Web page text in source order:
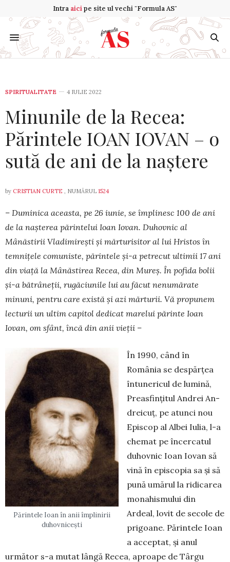
Intra aicipe site ul vechi "Formula AS"
SPIRITUALITATE 4 IULIE 2022
Minunile de la Recea:
Părintele IOAN IOVAN – o
sută de ani de la naștere
by CRISTIAN CURTE , NUMĂRUL 1524
– Duminica aceasta, pe 26 iunie, se împlinesc 100 de ani
de la naș­te­rea părintelui Ioan Iovan. Duhovnic al
Mânăstirii Vladimirești și măr­tu­risitor al lui Hristos în
temnițele comuniste, părintele și-a petrecut ultimii 17 ani
din viață la Mânăstirea Recea, din Mureș. În pofida bolii
și-a bătrâneții, rugăciunile lui au făcut nenumărate
minuni, pentru care există și azi mărturii. Vă propunem
lecturii un ultim capitol dedicat marelui părinte Ioan
Iovan, om sfânt, încă din anii vieții –
Părintele Ioan în anii împlinirii
duhovnicești
În 1990, când în
România se despărțea
în­tu­nericul de lumină,
Preasfințitul Andrei An­
dreicuț, pe atunci nou
Episcop al Albei Iulia, l-a
chemat pe încercatul
duhovnic Ioan Iovan să
vină în episcopia sa și să
pună umărul la ridicarea
monahismului din
Ardeal, lovit de secole de
prigoane. Părintele Ioan
a accep­tat, și anul
următor s-a mutat lângă Recea, aproape de Târgu